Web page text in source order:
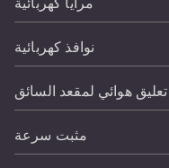
نوافذ كهربائية
تعليق هوائي لمقعد السائق
مثبت سرعة